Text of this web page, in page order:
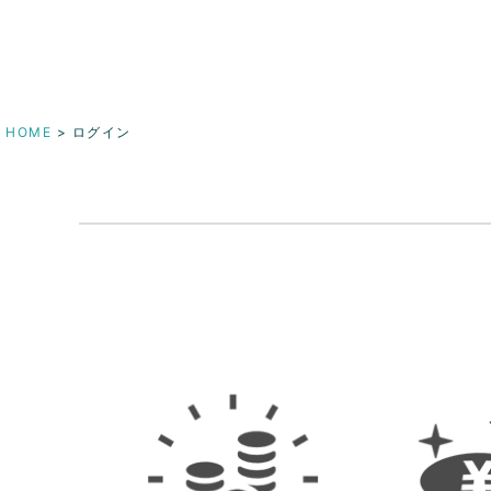
HOME ログイン